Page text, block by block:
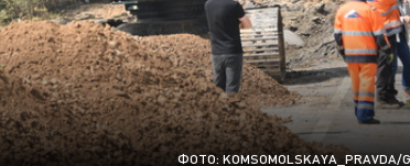
ФОТО: KOMSOMOLSKAYA_PRAVDA/